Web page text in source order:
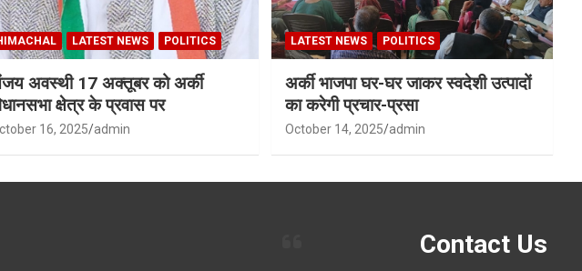
LATEST NEWS POLITICS
अवस्थी 17 अक्तूबर को अर्की
क्षेत्र के प्रवास पर
16, 2025 admin
LATEST NEWS POLITICS
अर्की भाजपा घर-घर जाकर स्वदेशी उत्पादों
का करेगी प्रचार-प्रसा
October 14, 2025 admin
Contact Us